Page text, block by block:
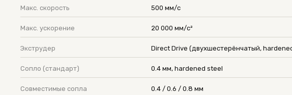
Макс. скорость 500 мм/с
Макс. ускорение 20 000 мм/с²
Экструдер Direct Drive (двухшестерёнчатый,
Сопло (стандарт) 0.4 мм, hardened steel
Совместимые сопла 0.4 / 0.6 / 0.8 мм